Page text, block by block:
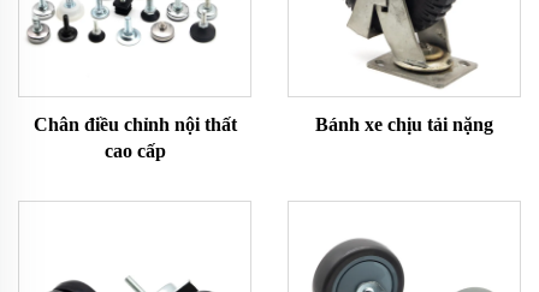
Chân điều chỉnh nội thất
cao cấp
Bánh xe chịu tải nặng